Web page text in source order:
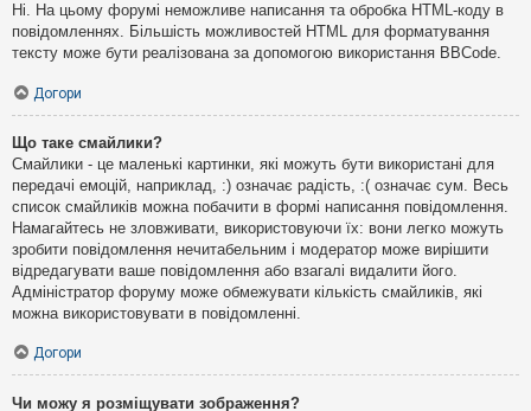
Ні. На цьому форумі неможливе написання та обробка HTML-коду в
повідомленнях. Більшість можливостей HTML для форматування
тексту може бути реалізована за допомогою використання BBCode.
Догори
Що таке смайлики?
Смайлики - це маленькі картинки, які можуть бути використані для
передачі емоцій, наприклад, :) означає радість, :( означає сум. Весь
список смайликів можна побачити в формі написання повідомлення.
Намагайтесь не зловживати, використовуючи їх: вони легко можуть
зробити повідомлення нечитабельним і модератор може вирішити
відредагувати ваше повідомлення або взагалі видалити його.
Адміністратор форуму може обмежувати кількість смайликів, які
можна використовувати в повідомленні.
Догори
Чи можу я розміщувати зображення?